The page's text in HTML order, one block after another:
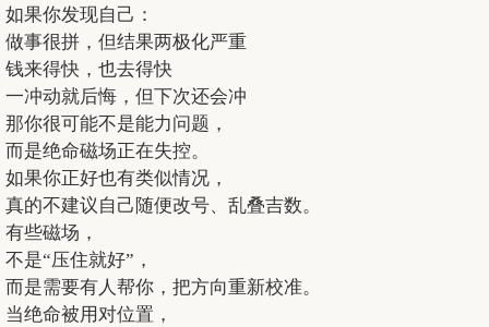
如果你发现自己：
做事很拼，但结果两极化严重
钱来得快，也去得快
一冲动就后悔，但下次还会冲
那你很可能不是能力问题，
而是绝命磁场正在失控。
如果你正好也有类似情况，
真的不建议自己随便改号、乱叠吉数。
有些磁场，
不是“压住就好”，
而是需要有人帮你，把方向重新校准。
当绝命被用对位置，